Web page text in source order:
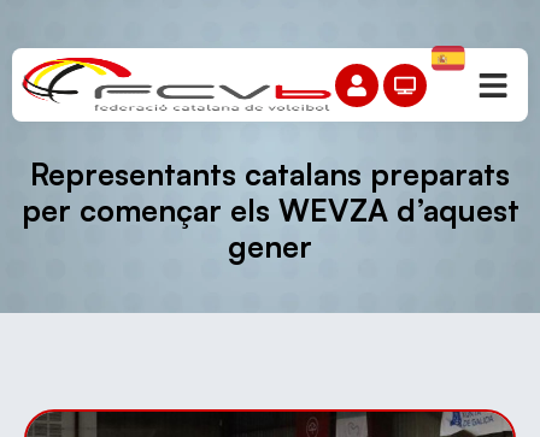
Representants catalans preparats
per començar els WEVZA d’aquest
gener